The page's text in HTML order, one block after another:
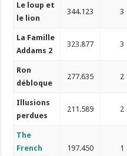
Le loup et
le lion
344.123 3
La Famille
Addams 2
323.877 3
Ron
débloque
277.635 2
Illusions
perdues
211.589 2
The
French
197.450 1